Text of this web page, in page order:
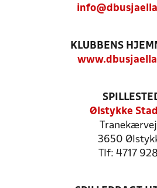
KLUBBENS
Ølstykke
Tranekærvej
3650
Tlf: 4717